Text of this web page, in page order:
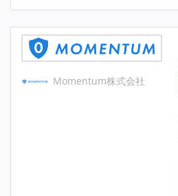
Momentum株式会社